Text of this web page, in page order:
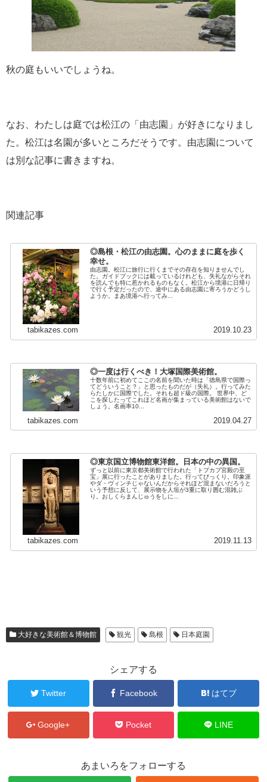
秋の庭もいいでしょうね。
なお、わたしは庭では松江の「由志園」が好きになりまし
た。松江は名園が多いところだそうです。由志園について
は別な記事に書きますね。
関連記事
◎島根・松江の由志園。心のままに庭を歩く
幸せ。
由志園。松江に旅行に行くまでその存在を知りませんでし
た。ガイドブックには載っているけれども、失礼ながらそれ
を読んでも特に惹かれるものもなく。松江から境港に日帰り
で行く予定だったので、途中にある由志園に寄ろうかどうし
ようか。まあ境港へ行ってみ...
tabikazes.com 2019.10.23
◎一度は行くべき！大塚国際美術館。
十数年前に初めてここの名前を聞いた時は「徳島県で国際っ
てどういうこと？」と思ったものだが（失礼）。行ってみた
らたしかに国際でした。それも超ド級の国際。 世界中、ど
こを探したってこれほど名画が集まっている美術館はないで
しょう。名画率10...
tabikazes.com 2019.04.27
◎東京国立博物館東洋館。日本の中の異国。
ずっと以前に東京都美術館で行われた「トプカプ宮殿の至
宝」展に行ったことがありました。行ってびっくり。印象派
やダ・ヴィンチじゃないんだからそれほど混まないだろうと
いう予想に反して、展示物を人垣が3重に取り囲む混雑ぶ
り。おしくらまんじゅうをしに...
tabikazes.com 2019.11.13
大好きな美術館＆博物館 観光 島根 日本庭園
シェアする
Twitter Facebook はてブ
Google+ Pocket LINE
あまいろをフォローする